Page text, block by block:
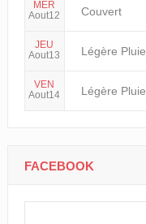
MER
Aout12
Couvert
JEU
Aout13
Légère Pluie
VEN
Aout14
Légère Pluie
FACEBOOK